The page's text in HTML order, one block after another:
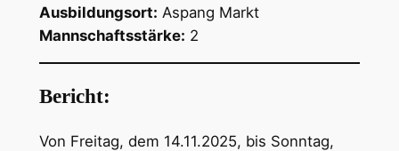
Ausbildungsort: Aspang Markt
Mannschaftsstärke: 2
Bericht:
Von Freitag, dem 14.11.2025, bis Sonntag,